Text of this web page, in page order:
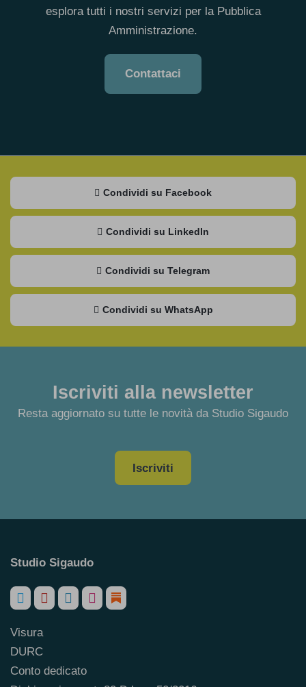
esplora tutti i nostri servizi per la Pubblica
Amministrazione.
Contattaci
Condividi su Facebook
Condividi su LinkedIn
Condividi su Telegram
Condividi su WhatsApp
Iscriviti alla newsletter
Resta aggiornato su tutte le novità da Studio Sigaudo
Iscriviti
Studio Sigaudo
Visura
DURC
Conto dedicato